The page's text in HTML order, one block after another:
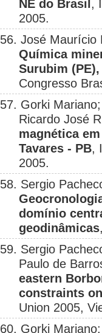
NE do Brasil ,
2005.
56. José Maurício
Química
Surubim
Congresso
57. Gorki
Ricardo José
magnética
Tavares - PB,
2005.
58. Sergio
domínio
geodinâmicas
59. Sergio
Paulo de
eastern
constraints
Union 2005,
60. Gorki